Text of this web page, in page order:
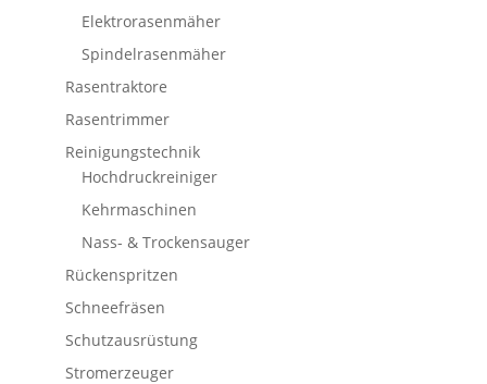
Elektrorasenmäher
Spindelrasenmäher
Rasentraktore
Rasentrimmer
Reinigungstechnik
Hochdruckreiniger
Kehrmaschinen
Nass- & Trockensauger
Rückenspritzen
Schneefräsen
Schutzausrüstung
Stromerzeuger